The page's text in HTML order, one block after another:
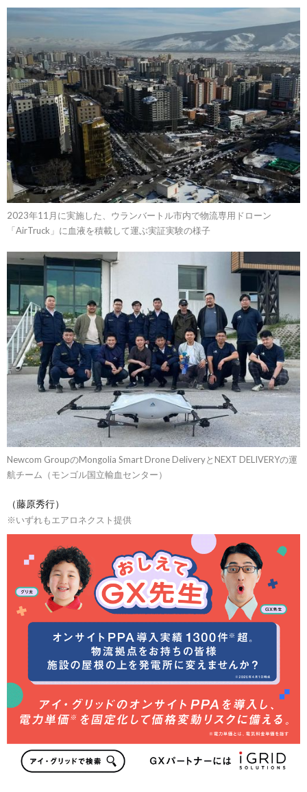
2023年11月に実施した、ウランバートル市内で物流専用ドローン
「AirTruck」に血液を積載して運ぶ実証実験の様子
Newcom GroupのMongolia Smart Drone DeliveryとNEXT DELIVERYの運
航チーム（モンゴル国立輸血センター）
（藤原秀行）
※いずれもエアロネクスト提供